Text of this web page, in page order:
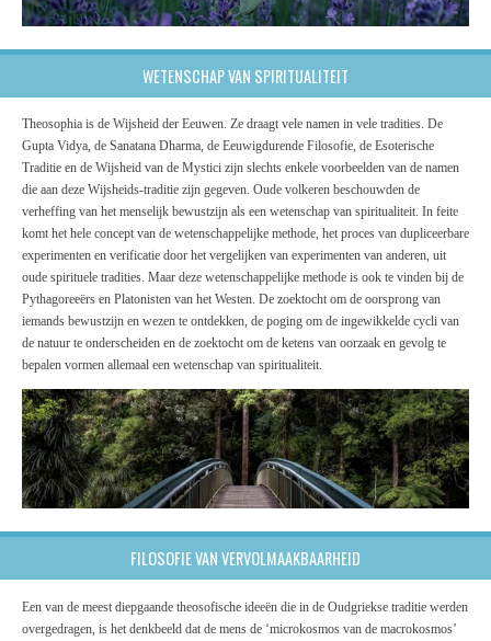
WETENSCHAP VAN SPIRITUALITEIT
Theosophia is de Wijsheid der Eeuwen. Ze draagt vele namen in vele tradities. De
Gupta Vidya, de Sanatana Dharma, de Eeuwigdurende Filosofie, de Esoterische
Traditie en de Wijsheid van de Mystici zijn slechts enkele voorbeelden van de namen
die aan deze Wijsheids-traditie zijn gegeven. Oude volkeren beschouwden de
verheffing van het menselijk bewustzijn als een wetenschap van spiritualiteit. In feite
komt het hele concept van de wetenschappelijke methode, het proces van dupliceerbare
experimenten en verificatie door het vergelijken van experimenten van anderen, uit
oude spirituele tradities. Maar deze wetenschappelijke methode is ook te vinden bij de
Pythagoreeërs en Platonisten van het Westen. De zoektocht om de oorsprong van
iemands bewustzijn en wezen te ontdekken, de poging om de ingewikkelde cycli van
de natuur te onderscheiden en de zoektocht om de ketens van oorzaak en gevolg te
bepalen vormen allemaal een wetenschap van spiritualiteit.
FILOSOFIE VAN VERVOLMAAKBAARHEID
Een van de meest diepgaande theosofische ideeën die in de Oudgriekse traditie werden
overgedragen, is het denkbeeld dat de mens de ‘microkosmos van de macrokosmos’